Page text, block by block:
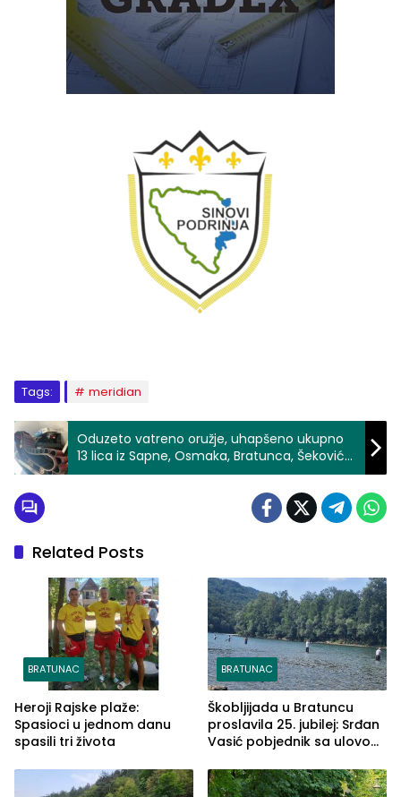
Tags: meridian
Oduzeto vatreno oružje, uhapšeno ukupno
13 lica iz Sapne, Osmaka, Bratunca, Šekovića,
Kalesije i Živinica (FOTO)
Related Posts
BRATUNAC
Heroji Rajske plaže:
Spasioci u jednom danu
spasili tri života
BRATUNAC
Škobljijada u Bratuncu
proslavila 25. jubilej: Srđan
Vasić pobjednik sa ulovom